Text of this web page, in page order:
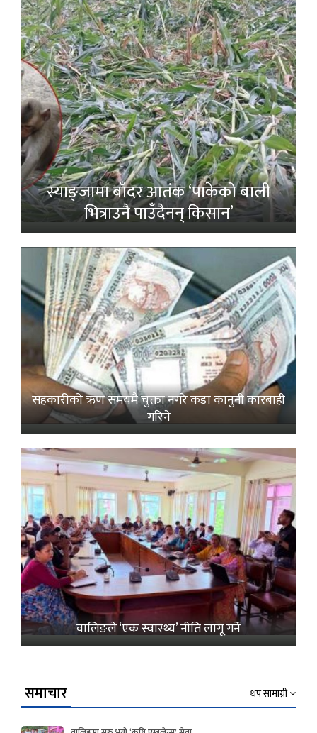
स्याङ्जामा बाँदर आतंक ‘पाकेको बाली
भित्राउनै पाउँदैनन् किसान’
सहकारीको ऋण समयमै चुक्ता नगरे कडा कानुनी कारबाही
गरिने
वालिङले ‘एक स्वास्थ्य’ नीति लागू गर्ने
समाचार थप सामाग्री